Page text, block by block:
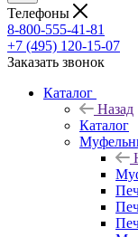
Телефоны
8-800-555-41-81
+7 (495) 120-15-07
Заказать звонок
Каталог
Назад
Каталог